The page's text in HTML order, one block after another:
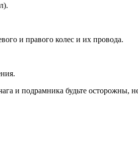
и правого колес и их провода.
и подрамника будьте осторожны,